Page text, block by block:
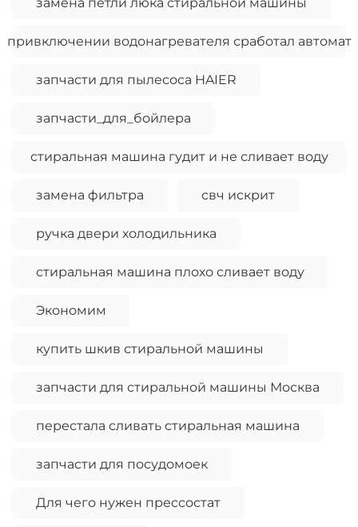
замена петли люка стиральной машины
привключении водонагревателя сработал автомат
запчасти для пылесоса HAIER
запчасти_для_бойлера
стиральная машина гудит и не сливает воду
замена фильтра свч искрит
ручка двери холодильника
стиральная машина плохо сливает воду
Экономим
купить шкив стиральной машины
запчасти для стиральной машины Москва
перестала сливать стиральная машина
запчасти для посудомоек
Для чего нужен прессостат